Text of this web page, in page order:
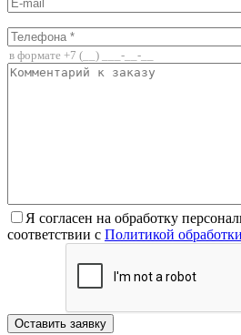
Я согласен на обработку
соответствии с Политикой